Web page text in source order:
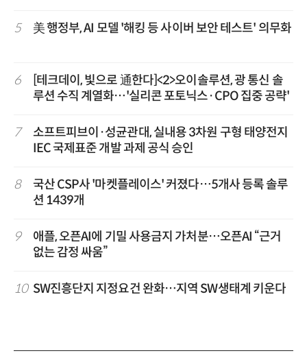
5 美 행정부, AI 모델 '해킹 등 사이버 보안 테스트' 의무화
6
[테크데이, 빛으로 通한다]<2>오이솔루션, 광 통신 솔
루션 수직 계열화…'실리콘 포토닉스·CPO 집중 공략'
7
소프트피브이·성균관대, 실내용 3차원 구형 태양전지
IEC 국제표준 개발 과제 공식 승인
8
국산 CSP사 '마켓플레이스' 커졌다…5개사 등록 솔루
션 1439개
9
애플, 오픈AI에 기밀 사용금지 가처분…오픈AI “근거
없는 감정 싸움”
10 SW진흥단지 지정요건 완화…지역 SW생태계 키운다